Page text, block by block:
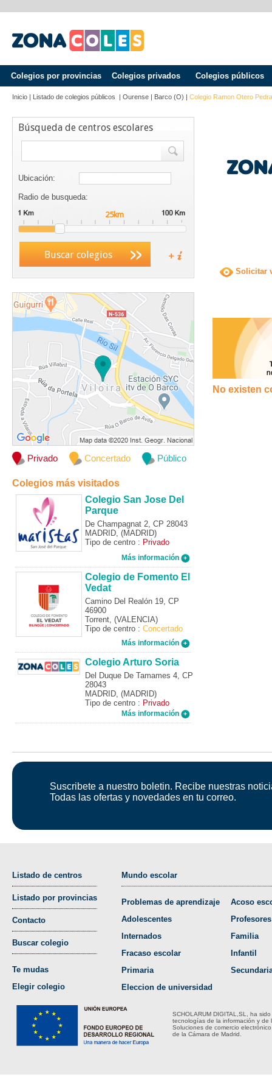
Colegios por provincias Colegios privados Colegios públicos
Inicio | Listado de colegios públicos | Ourense | Barco (o) | Colegio Ramon Otero
Búsqueda de centros escolares
Ubicación:
Radio de busqueda:
Buscar colegios
Privado Concertado Público
Colegios más visitados
Colegio San Jose Del
Parque
De Champagnat 2, CP 28043
MADRID, (MADRID)
Tipo de centro : Privado
Más información
Colegio de Fomento El
Vedat
Camino Del Realón 19, CP
46900
Torrent, (VALENCIA)
Tipo de centro : Concertado
Más información
Colegio Arturo Soria
Del Duque De Tamames 4, CP
28043
MADRID, (MADRID)
Tipo de centro : Privado
Más información
Solicitar
No existen
Suscribete a nuestro boletin. Recibe nuestras
Todas las ofertas y novedades en tu correo.
Listado de centros
Listado por provincias
Contacto
Buscar colegio
Te mudas
Elegir colegio
Mundo escolar
Problemas de aprendizaje
Adolescentes
Internados
Fracaso escolar
Primaria
Eleccion de universidad
Acoso
Profesores
Familia
Infantil
SCHOLARUM DIGITAL,SL, ha
tecnologías de la información y de
Soluciones de comercio
de la Cámara de Madrid.